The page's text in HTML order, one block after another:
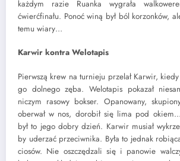
każdym razie Ruanka wygrała
ćwierćfinału. Ponoć winą był ból korzonków,
temu wiary…
Karwir kontra Welotapis
Pierwszą krew na turnieju przelał Karwir,
go dolnego zęba. Welotapis pokazał
niczym rasowy bokser. Opanowany,
oberwał w nos, dorobił się lima pod
był to jego dobry dzień. Karwir musiał
by uderzać przeciwnika. Była to jednak
ciosów. Nie oszczędzali się i panowie